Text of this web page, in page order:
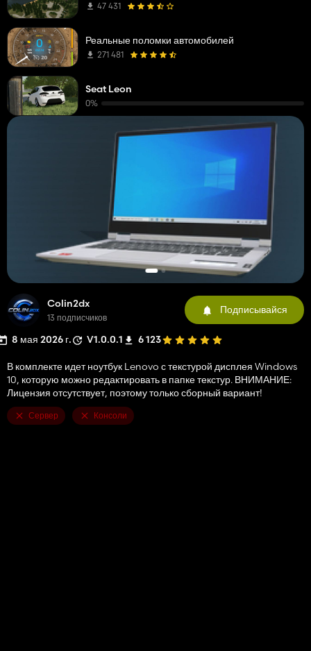
Colin2dx
13 подписчиков
Подписывайся
8 мая 2026 г. V1.0.0.1 6 123
В комплекте идет ноутбук Lenovo с текстурой дисплея Windows
10, которую можно редактировать в папке текстур. ВНИМАНИЕ:
Лицензия отсутствует, поэтому только сборный вариант!
Сервер Консоли
47 431
Реальные поломки автомобилей
271 481
Seat Leon
0%